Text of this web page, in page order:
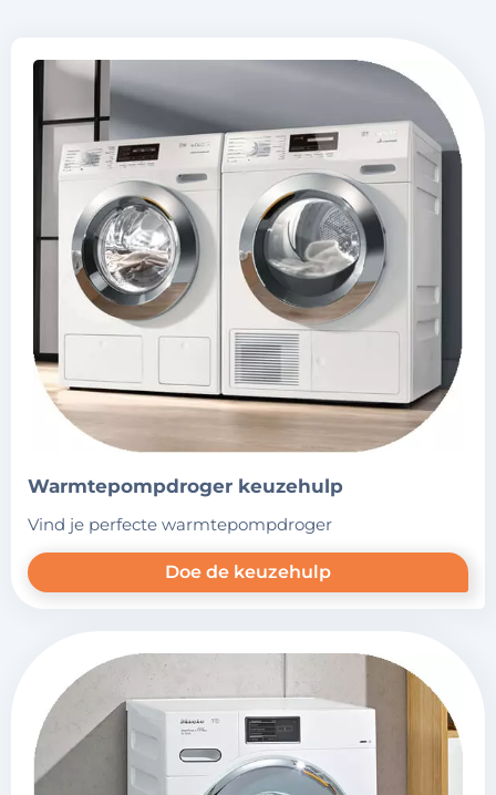
warmtepompdroger keuzehulp
vind je perfecte warmtepompdroger
Doe de keuzehulp